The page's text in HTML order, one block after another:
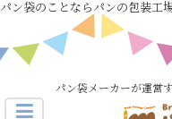
パン袋のことならパンの包装
パン袋メーカーが運営